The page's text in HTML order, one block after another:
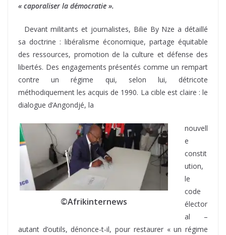
« caporaliser la démocratie ».
Devant militants et journalistes, Bilie By Nze a détaillé
sa doctrine : libéralisme économique, partage équitable
des ressources, promotion de la culture et défense des
libertés. Des engagements présentés comme un rempart
contre un régime qui, selon lui, détricote
méthodiquement les acquis de 1990. La cible est claire : le
dialogue d’Angondjé, la
©Afrikinternews
nouvell
e
constit
ution,
le
code
élector
al –
autant d’outils, dénonce-t-il, pour restaurer « un régime